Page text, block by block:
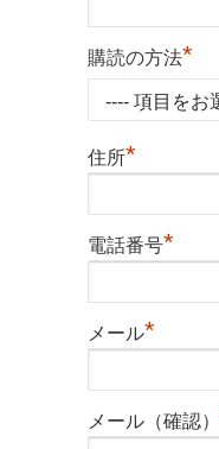
購読の方法*
住所*
電話番号*
メール*
メール（確認）